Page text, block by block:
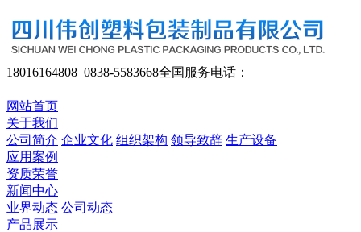
18016164808 0838-5583668全国服务电话：
网站首页
关于我们
公司简介 企业文化 组织架构 领导致辞 生产设备
应用案例
资质荣誉
新闻中心
业界动态 公司动态
产品展示